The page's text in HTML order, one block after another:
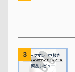
3